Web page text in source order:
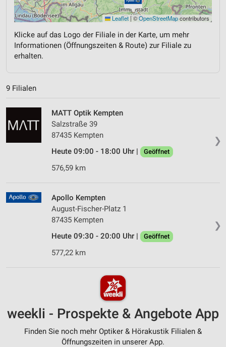
Leaflet|©OpenStreetMapcontributors
Klicke auf das Logo der Filiale in der Karte, um mehr
Informationen (Öffnungszeiten & Route) zur Filiale zu
erhalten.
9 Filialen
❯
MATT Optik Kempten
Salzstraße 39
87435 Kempten
Heute 09:00 - 18:00 Uhr |
Geöffnet
576,59 km
❯
Apollo Kempten
August-Fischer-Platz 1
87435 Kempten
Heute 09:30 - 20:00 Uhr |
Geöffnet
577,22 km
weekli - Prospekte & Angebote App
Finden Sie noch mehr Optiker & Hörakustik Filialen &
Öffnungszeiten in unserer App.